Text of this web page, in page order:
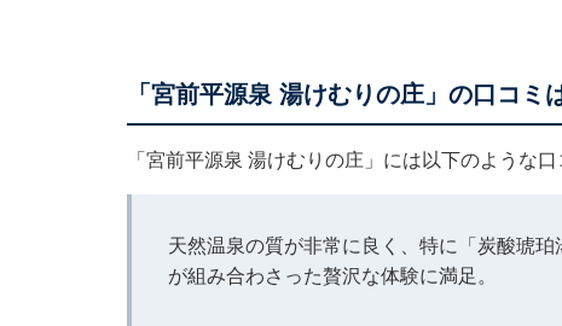
「宮前平源泉 湯けむりの庄」の口コミ
「宮前平源泉 湯けむりの庄」には以下のような
天然温泉の質が非常に良く、特に「炭酸琥
が組み合わさった贅沢な体験に満足。